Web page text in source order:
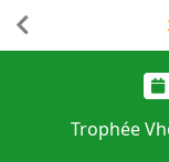
Trophée